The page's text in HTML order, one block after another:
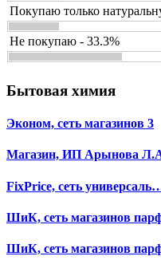
Покупаю только
Не покупаю - 33.3%
Бытовая химия
Эконом, сеть магазинов 3
Магазин, ИП Арынова
FixPrice, сеть
ШиК, сеть магазинов
ШиК, сеть магазинов